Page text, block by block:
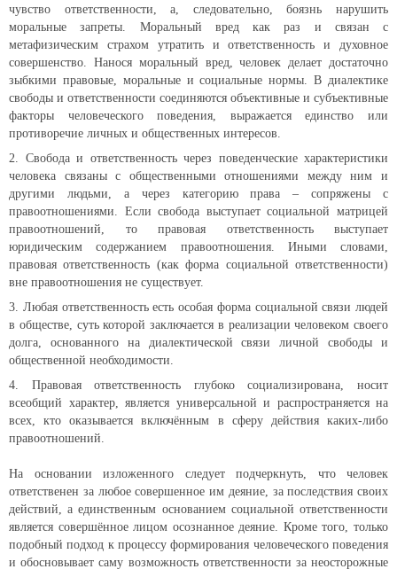
чувство ответственности, а, следовательно, боязнь нарушить
моральные запреты. Моральный вред как раз и связан с
метафизическим страхом утратить и ответственность и духовное
совершенство. Нанося моральный вред, человек делает достаточно
зыбкими правовые, моральные и социальные нормы. В диалектике
свободы и ответственности соединяются объективные и субъективные
факторы человеческого поведения, выражается единство или
противоречие личных и общественных интересов.
Свобода и ответственность через поведенческие характеристики
человека связаны с общественными отношениями между ним и
другими людьми, а через категорию права – сопряжены с
правоотношениями. Если свобода выступает социальной матрицей
правоотношений, то правовая ответственность выступает
юридическим содержанием правоотношения. Иными словами,
правовая ответственность (как форма социальной ответственности)
вне правоотношения не существует.
Любая ответственность есть особая форма социальной связи людей
в обществе, суть которой заключается в реализации человеком своего
долга, основанного на диалектической связи личной свободы и
общественной необходимости.
Правовая ответственность глубоко социализирована, носит
всеобщий характер, является универсальной и распространяется на
всех, кто оказывается включённым в сферу действия каких-либо
правоотношений.
На основании изложенного следует подчеркнуть, что человек
ответственен за любое совершенное им деяние, за последствия своих
действий, а единственным основанием социальной ответственности
является совершённое лицом осознанное деяние. Кроме того, только
подобный подход к процессу формирования человеческого поведения
и обосновывает саму возможность ответственности за неосторожные